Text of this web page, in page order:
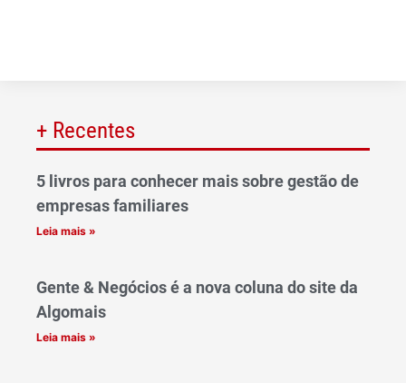
+ Recentes
5 livros para conhecer mais sobre gestão de
empresas familiares
Leia mais »
Gente & Negócios é a nova coluna do site da
Algomais
Leia mais »